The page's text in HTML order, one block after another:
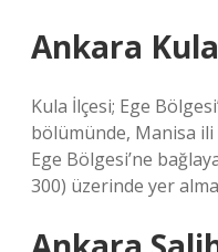
Ankara
Kula İlçesi; Ege
bölümünde, Manisa ili
Ege Bölgesi’ne
300) üzerinde yer